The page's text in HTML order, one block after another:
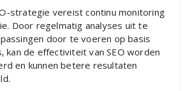
strategie vereist continu monitoring
Door regelmatig analyses uit te
door te voeren op basis
kan de effectiviteit van SEO worden
en kunnen betere resultaten